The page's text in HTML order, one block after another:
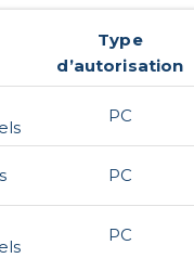
Type
d’autorisation
PC
PC
PC